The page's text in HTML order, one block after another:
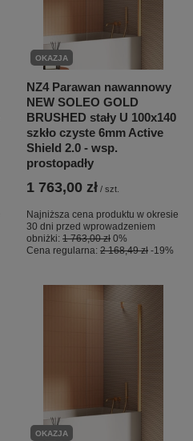
OKAZJA
NZ4 Parawan nawannowy
NEW SOLEO GOLD
BRUSHED stały U 100x140
szkło czyste 6mm Active
Shield 2.0 - wsp.
prostopadły
1 763,00 zł / szt.
Najniższa cena produktu w okresie
30 dni przed wprowadzeniem
obniżki: 1 763,00 zł 0%
Cena regularna: 2 168,49 zł -19%
OKAZJA